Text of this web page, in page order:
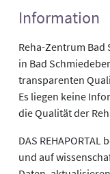
Information
Reha-Zentrum Bad
in Bad
transparenten
Es liegen keine
die Qualität der
DAS
und auf